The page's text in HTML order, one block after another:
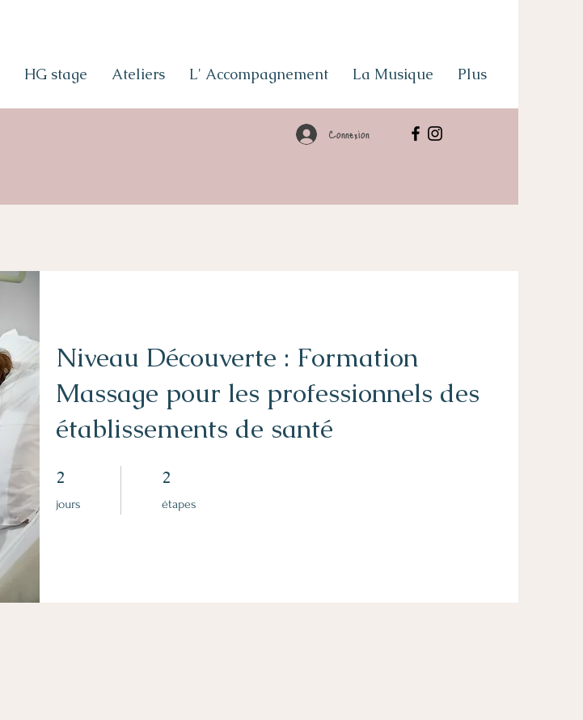
HG stage Ateliers L' Accompagnement La Musique Plus
Connexion
Niveau Découverte : Formation
Massage pour les professionnels des
établissements de santé
2
jours
2 jours 2
étapes
2 étapes